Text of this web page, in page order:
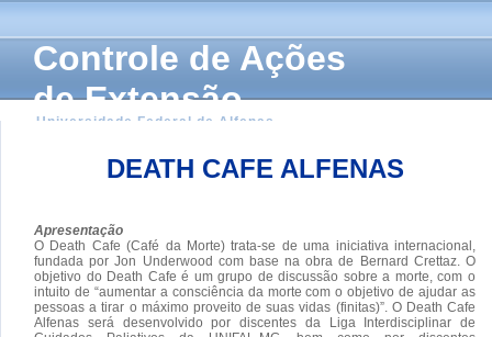
Controle de Ações
de Extensão
Universidade Federal de Alfenas
DEATH CAFE ALFENAS
Apresentação
O Death Cafe (Café da Morte) trata-se de uma iniciativa internacional,
fundada por Jon Underwood com base na obra de Bernard Crettaz. O
objetivo do Death Cafe é um grupo de discussão sobre a morte, com o
intuito de “aumentar a consciência da morte com o objetivo de ajudar as
pessoas a tirar o máximo proveito de suas vidas (finitas)”. O Death Cafe
Alfenas será desenvolvido por discentes da Liga Interdisciplinar de